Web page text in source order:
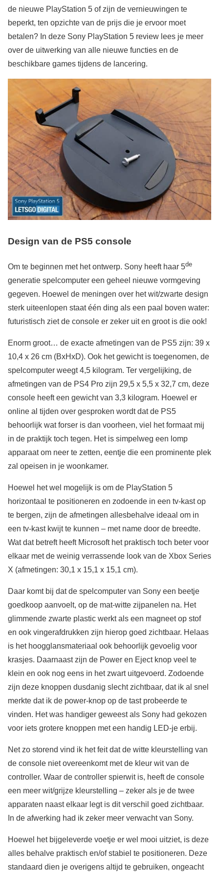
de nieuwe PlayStation 5 of zijn de vernieuwingen te
beperkt, ten opzichte van de prijs die je ervoor moet
betalen? In deze Sony PlayStation 5 review lees je meer
over de uitwerking van alle nieuwe functies en de
beschikbare games tijdens de lancering.
Design van de PS5 console
Om te beginnen met het ontwerp. Sony heeft haar 5de
generatie spelcomputer een geheel nieuwe vormgeving
gegeven. Hoewel de meningen over het wit/zwarte design
sterk uiteenlopen staat één ding als een paal boven water:
futuristisch ziet de console er zeker uit en groot is die ook!
Enorm groot… de exacte afmetingen van de PS5 zijn: 39 x
10,4 x 26 cm (BxHxD). Ook het gewicht is toegenomen, de
spelcomputer weegt 4,5 kilogram. Ter vergelijking, de
afmetingen van de PS4 Pro zijn 29,5 x 5,5 x 32,7 cm, deze
console heeft een gewicht van 3,3 kilogram. Hoewel er
online al tijden over gesproken wordt dat de PS5
behoorlijk wat forser is dan voorheen, viel het formaat mij
in de praktijk toch tegen. Het is simpelweg een lomp
apparaat om neer te zetten, eentje die een prominente plek
zal opeisen in je woonkamer.
Hoewel het wel mogelijk is om de PlayStation 5
horizontaal te positioneren en zodoende in een tv-kast op
te bergen, zijn de afmetingen allesbehalve ideaal om in
een tv-kast kwijt te kunnen – met name door de breedte.
Wat dat betreft heeft Microsoft het praktisch toch beter voor
elkaar met de weinig verrassende look van de Xbox Series
X (afmetingen: 30,1 x 15,1 x 15,1 cm).
Daar komt bij dat de spelcomputer van Sony een beetje
goedkoop aanvoelt, op de mat-witte zijpanelen na. Het
glimmende zwarte plastic werkt als een magneet op stof
en ook vingerafdrukken zijn hierop goed zichtbaar. Helaas
is het hoogglansmateriaal ook behoorlijk gevoelig voor
krasjes. Daarnaast zijn de Power en Eject knop veel te
klein en ook nog eens in het zwart uitgevoerd. Zodoende
zijn deze knoppen dusdanig slecht zichtbaar, dat ik al snel
merkte dat ik de power-knop op de tast probeerde te
vinden. Het was handiger geweest als Sony had gekozen
voor iets grotere knoppen met een handig LED-je erbij.
Net zo storend vind ik het feit dat de witte kleurstelling van
de console niet overeenkomt met de kleur wit van de
controller. Waar de controller spierwit is, heeft de console
een meer wit/grijze kleurstelling – zeker als je de twee
apparaten naast elkaar legt is dit verschil goed zichtbaar.
In de afwerking had ik zeker meer verwacht van Sony.
Hoewel het bijgeleverde voetje er wel mooi uitziet, is deze
alles behalve praktisch en/of stabiel te positioneren. Deze
standaard dien je overigens altijd te gebruiken, ongeacht